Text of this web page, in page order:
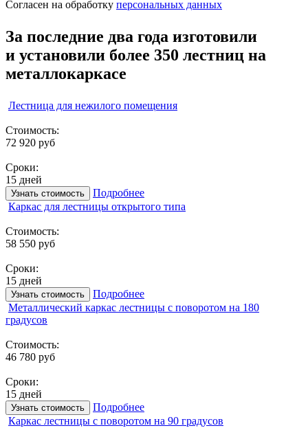
Согласен на обработку персональных данных
За последние два года изготовили
и установили более 350 лестниц на
металлокаркасе
Лестница для нежилого помещения
Стоимость:
72 920 руб
Сроки:
15 дней
Узнать стоимость
Подробнее
Каркас для лестницы открытого типа
Стоимость:
58 550 руб
Сроки:
15 дней
Узнать стоимость
Подробнее
Металлический каркас лестницы с поворотом на 180
градусов
Стоимость:
46 780 руб
Сроки:
15 дней
Узнать стоимость
Подробнее
Каркас лестницы с поворотом на 90 градусов